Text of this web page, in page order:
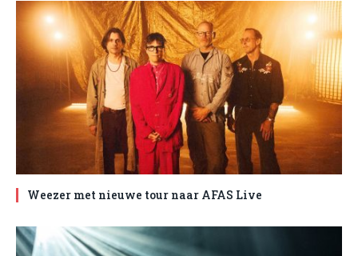
Weezer met nieuwe tour naar AFAS Live